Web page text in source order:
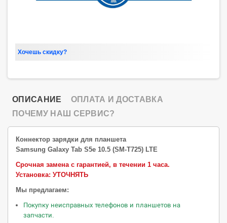
Хочешь скидку?
ОПИСАНИЕ
ОПЛАТА И ДОСТАВКА
ПОЧЕМУ НАШ СЕРВИС?
Коннектор зарядки для планшета
Samsung Galaxy Tab S5e 10.5 (SM-T725) LTE
Срочная замена с гарантией, в течении 1 часа.
Установка: УТОЧНЯТЬ
Мы предлагаем:
Покупку неисправных телефонов и планшетов на
запчасти.